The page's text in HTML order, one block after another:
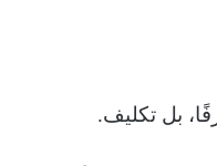
بل تكليف.